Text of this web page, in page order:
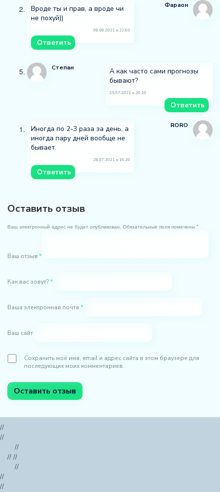
Фараон
Вроде ты и прав, а вроде чи
не похуй))
08.08.2021 в 22:03
Ответить
Степан
А как часто сами прогнозы
бывают?
25.07.2021 в 20:10
Ответить
RORO
Иногда по 2-3 раза за день, а
иногда пару дней вообще не
бывает.
28.07.2021 в 16:20
Ответить
Оставить отзыв
Ваш электронный адрес не будет опубликован. Обязательные поля помечены *
Ваш отзыв *
Как вас зовут?*
Ваша электронная почта *
Ваш сайт
Сохранить моё имя, email и адрес сайта в этом браузере для
последующих моих комментариев.
//
//
//
// //
//
//
//